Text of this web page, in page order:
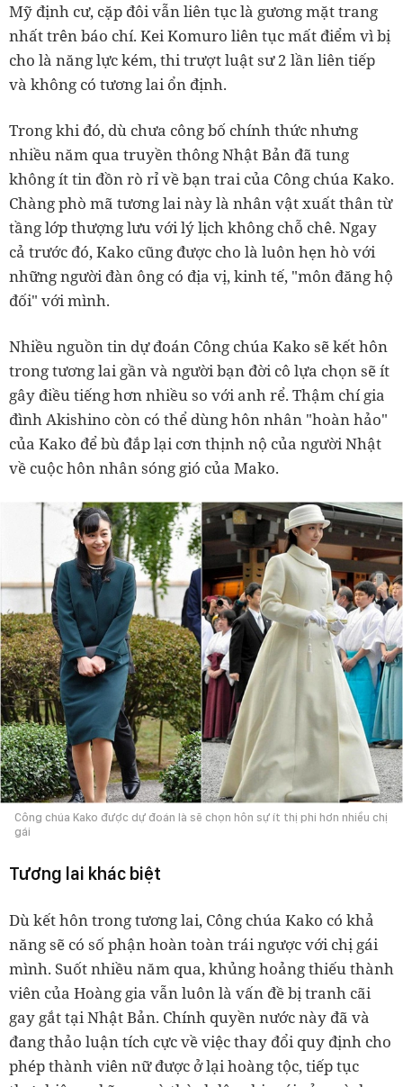
Mỹ định cư, cặp đôi vẫn liên tục là gương mặt trang
nhất trên báo chí. Kei Komuro liên tục mất điểm vì bị
cho là năng lực kém, thi trượt luật sư 2 lần liên tiếp
và không có tương lai ổn định.
Trong khi đó, dù chưa công bố chính thức nhưng
nhiều năm qua truyền thông Nhật Bản đã tung
không ít tin đồn rò rỉ về bạn trai của Công chúa Kako.
Chàng phò mã tương lai này là nhân vật xuất thân từ
tầng lớp thượng lưu với lý lịch không chỗ chê. Ngay
cả trước đó, Kako cũng được cho là luôn hẹn hò với
những người đàn ông có địa vị, kinh tế, "môn đăng hộ
đối" với mình.
Nhiều nguồn tin dự đoán Công chúa Kako sẽ kết hôn
trong tương lai gần và người bạn đời cô lựa chọn sẽ ít
gây điều tiếng hơn nhiều so với anh rể. Thậm chí gia
đình Akishino còn có thể dùng hôn nhân "hoàn hảo"
của Kako để bù đắp lại cơn thịnh nộ của người Nhật
về cuộc hôn nhân sóng gió của Mako.
Công chúa Kako được dự đoán là sẽ chọn hôn sự ít thị phi hơn nhiều chị
gái
Tương lai khác biệt
Dù kết hôn trong tương lai, Công chúa Kako có khả
năng sẽ có số phận hoàn toàn trái ngược với chị gái
mình. Suốt nhiều năm qua, khủng hoảng thiếu thành
viên của Hoàng gia vẫn luôn là vấn đề bị tranh cãi
gay gắt tại Nhật Bản. Chính quyền nước này đã và
đang thảo luận tích cực về việc thay đổi quy định cho
phép thành viên nữ được ở lại hoàng tộc, tiếp tục